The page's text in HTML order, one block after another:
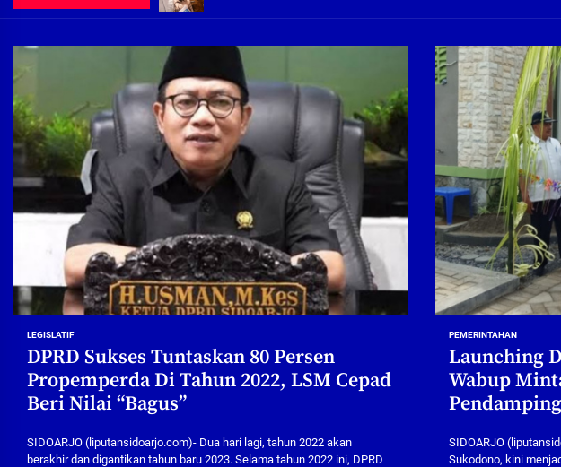
Pembebasan Lahan Segera Rampung, Pembangunan Fly Over
Peduli Warga Miskin, Bupati Sidoarjo Masif Jalankan Program
Pembebasan Lahan Hampir Rampung, Pembangunan Fly over
Terima aduan warga, Komisi A cari solusi masalah warga Seketi
Demi Jajaran Direksi Delta Tirta Yang Profesional Dan Kapabel,
LEGISLATIF
DPRD Sukses Tuntaskan 80 Persen
Propemperda Di Tahun 2022, LSM Cepad
Beri Nilai “Bagus”
SIDOARJO (liputansidoarjo.com)- Dua hari lagi, tahun 2022 akan
berakhir dan digantikan tahun baru 2023. Selama tahun 2022 ini, DPRD
PEMERINTAHAN
Launching
Wabup
SIDOARJO
Sukodono, kini